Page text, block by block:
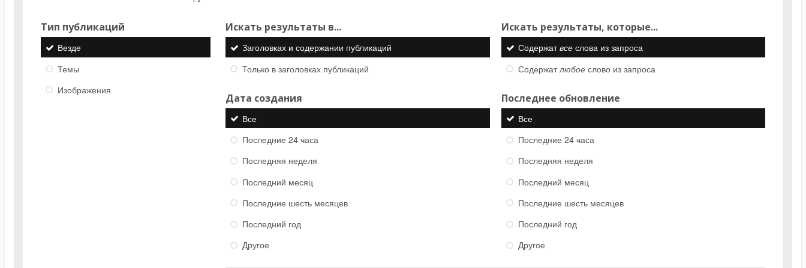
Тип публикаций
Везде
Темы
Изображения
Искать результаты в...
Заголовках и содержании публикаций
Только в заголовках публикаций
Искать результаты, которые...
Содержатвсеслова из запроса
Содержатлюбоеслово из запроса
Дата создания
Все
Последние 24 часа
Последняя неделя
Последний месяц
Последние шесть месяцев
Последний год
Другое
Последнее обновление
Все
Последние 24 часа
Последняя неделя
Последний месяц
Последние шесть месяцев
Последний год
Другое